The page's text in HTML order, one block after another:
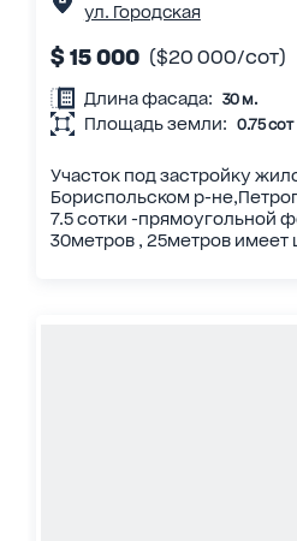
ул. Городская
$ 15 000 ($20 000/сот)
Длина фасада: 30 м.
Площадь земли: 0.75 сот
Участок под застройку
Бориспольском р-
7.5 сотки -прямоугольной
30метров , 25метров имеет